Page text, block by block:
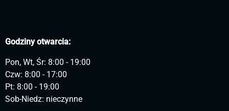
Godziny otwarcia:
Pon, Wt, Śr: 8:00 - 19:00
Czw: 8:00 - 17:00
Pt: 8:00 - 19:00
Sob-Niedz: nieczynne